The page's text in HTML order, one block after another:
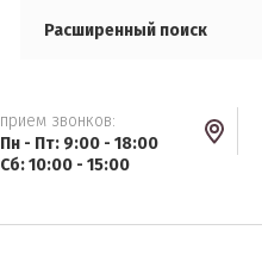
Расширенный поиск
прием звонков:
Пн - Пт: 9:00 - 18:00
Сб: 10:00 - 15:00